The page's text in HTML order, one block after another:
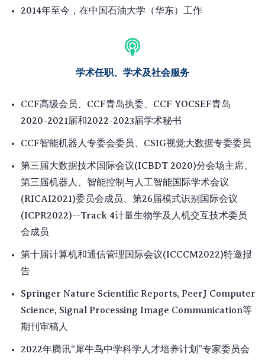
2014年至今，在中国石油大学（华东）工作
学术任职、学术及社会服务
CCF高级会员、CCF青岛执委、CCF YOCSEF青岛
2020-2021届和2022-2023届学术秘书
CCF智能机器人专委会委员、CSIG视觉大数据专委委员
第三届大数据技术国际会议(ICBDT 2020)分会场主席、
第三届机器人、智能控制与人工智能国际学术会议
(RICAI2021)委员会成员、第26届模式识别国际会议
(ICPR2022)--Track 4计量生物学及人机交互技术委员
会成员
第十届计算机和通信管理国际会议(ICCCM2022)特邀报
告
Springer Nature Scientific Reports, PeerJ Computer
Science, Signal Processing Image Communication等
期刊审稿人
2022年腾讯“犀牛鸟中学科学人才培养计划”专家委员会